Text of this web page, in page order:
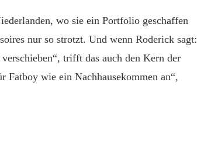
wo sie ein Portfolio geschaffen
nur so strotzt. Und wenn Roderick sagt:
trifft das auch den Kern der
wie ein Nachhausekommen an“,